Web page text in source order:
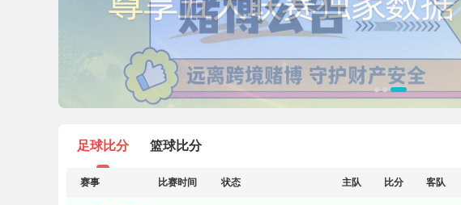
足球比分 篮球比分
赛事 比赛时间 状态 主队 比分 客队